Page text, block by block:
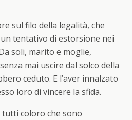
sul filo della legalità, che
tentativo di estorsione nei
soli, marito e moglie,
mai uscire dal solco della
ceduto. E l’aver innalzato
loro di vincere la sfida.
coloro che sono